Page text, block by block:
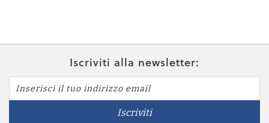
Iscriviti alla newsletter:
Iscriviti